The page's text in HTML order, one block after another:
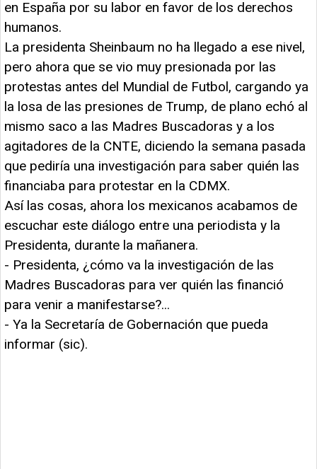
en España por su labor en favor de los derechos
humanos.
La presidenta Sheinbaum no ha llegado a ese nivel,
pero ahora que se vio muy presionada por las
protestas antes del Mundial de Futbol, cargando ya
la losa de las presiones de Trump, de plano echó al
mismo saco a las Madres Buscadoras y a los
agitadores de la CNTE, diciendo la semana pasada
que pediría una investigación para saber quién las
financiaba para protestar en la CDMX.
Así las cosas, ahora los mexicanos acabamos de
escuchar este diálogo entre una periodista y la
Presidenta, durante la mañanera.
- Presidenta, ¿cómo va la investigación de las
Madres Buscadoras para ver quién las financió
para venir a manifestarse?...
- Ya la Secretaría de Gobernación que pueda
informar (sic).